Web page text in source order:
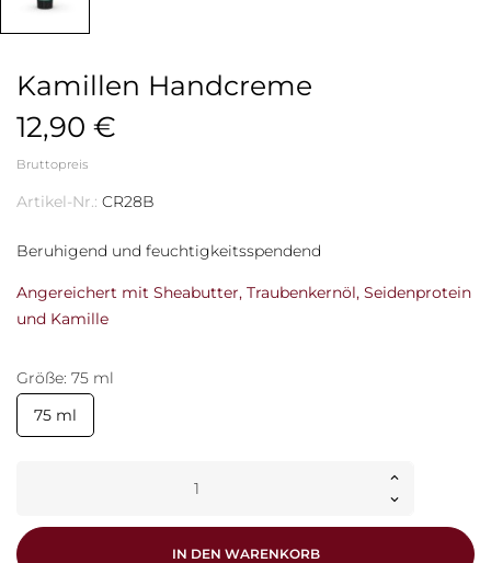
Kamillen Handcreme
12,90 €
Bruttopreis
Artikel-Nr.: CR28B
Beruhigend und feuchtigkeitsspendend
Angereichert mit Sheabutter, Traubenkernöl, Seidenprotein
und Kamille
Größe: 75 ml
75 ml
IN DEN WARENKORB